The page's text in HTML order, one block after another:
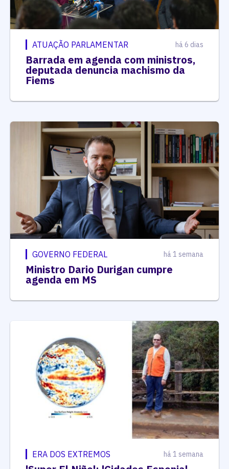
ATUAÇÃO PARLAMENTAR há 6 dias
Barrada em agenda com ministros,
deputada denuncia machismo da
Fiems
GOVERNO FEDERAL há 1 semana
Ministro Dario Durigan cumpre
agenda em MS
ERA DOS EXTREMOS há 1 semana